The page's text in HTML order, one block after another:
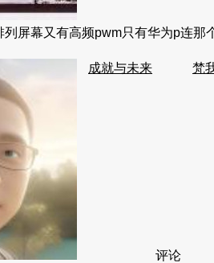
屏幕又有高频pwm只有华为p连那
成就与未来
评论
梵